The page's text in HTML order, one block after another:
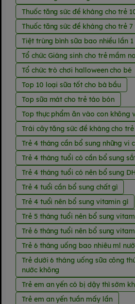
Thuốc tăng sức đề kháng cho trẻ
Thuốc tăng sức đề kháng cho trẻ
Tiệt trùng bình sữa bao nhiều lần
Tổ chức Giáng sinh cho trẻ mầm
Tổ chức trò chơi halloween cho bé
Top 10 loại sữa tốt cho bà bầu
Top sữa mát cho trẻ táo bón
Top thực phẩm ăn vào con không
Trái cây tăng sức đề kháng cho trẻ
Trẻ 4 tháng cần bổ sung những vi
Trẻ 4 tháng tuổi có cần bổ sung
Trẻ 4 tháng tuổi có nên bổ sung
Trẻ 4 tuổi cần bổ sung chất gì
Trẻ 4 tuổi nên bổ sung vitamin gì
Trẻ 5 tháng tuổi nên bổ sung
Trẻ 6 tháng tuổi nên bổ sung
Trẻ 6 tháng uống bao nhiêu ml
Trẻ dưới 6 tháng uống sữa công
nước không
Trẻ em an yến có bị dậy thì sớm
Trẻ em an yến tuần mấy lần